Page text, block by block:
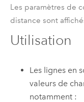
Les paramètres de
distance sont
Utilisation
Les lignes en
valeurs de
notamment :